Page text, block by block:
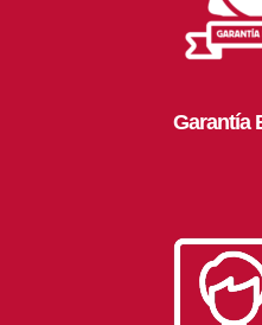
Garantía